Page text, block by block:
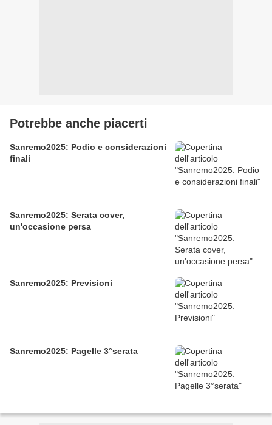
Potrebbe anche piacerti
Sanremo2025: Podio e considerazioni
finali
Sanremo2025: Serata cover,
un'occasione persa
Sanremo2025: Previsioni
Sanremo2025: Pagelle 3°serata